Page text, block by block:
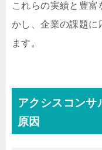
これらの実績と豊
かし、企業の課題に
ます。
アクシスコンサ
原因